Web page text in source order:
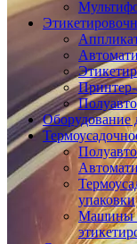
Принтер-
Оборудование
упаковки
Машины